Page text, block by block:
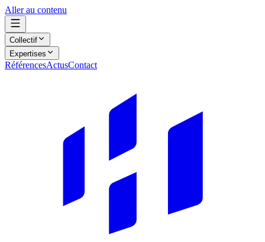
Aller au contenu
Collectif
Expertises
RéférencesActusContact